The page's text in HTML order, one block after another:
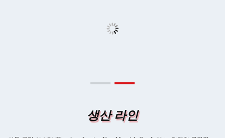
생산 라인